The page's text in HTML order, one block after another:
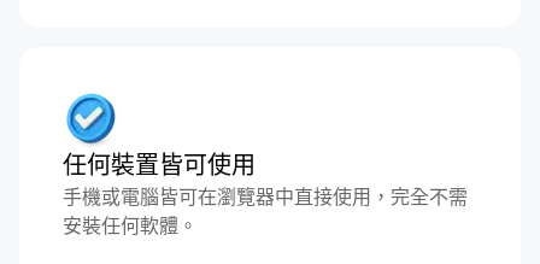
任何裝置皆可使用
手機或電腦皆可在瀏覽器中直接使用，完全不需
安裝任何軟體。